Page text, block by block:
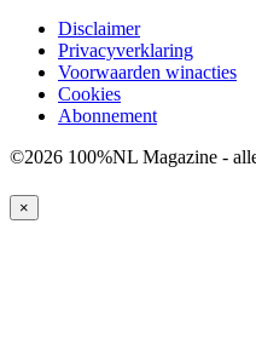
Disclaimer
Privacyverklaring
Voorwaarden winacties
Cookies
Abonnement
©2026 100%NL Magazine -
×